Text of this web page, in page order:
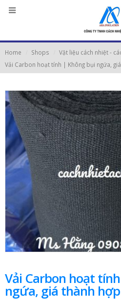
Home Shops
Vật liệu cách nhiệt -
Vải Carbon hoạt tính | Không bụi ngứa,
Vải Carbon hoạt
ngứa, giá thành